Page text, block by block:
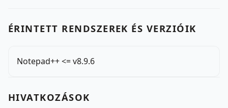
ÉRINTETT RENDSZEREK ÉS VERZIÓIK
Notepad++ <= v8.9.6
HIVATKOZÁSOK